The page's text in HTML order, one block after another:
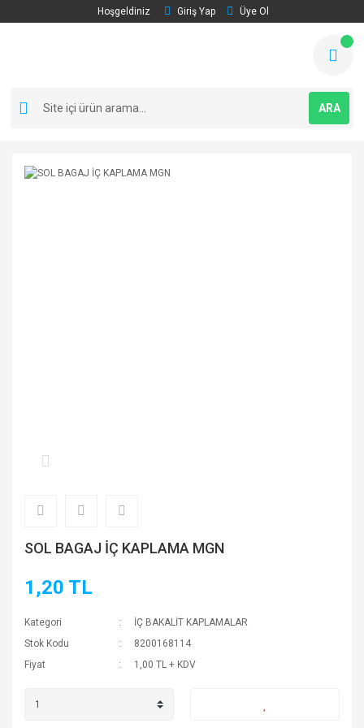
Hoşgeldiniz Giriş Yap Üye Ol
ARA
SOL BAGAJ İÇ KAPLAMA MGN
1,20 TL
Kategori
İÇ BAKALİT KAPLAMALAR
Stok Kodu
8200168114
Fiyat
1,00 TL + KDV